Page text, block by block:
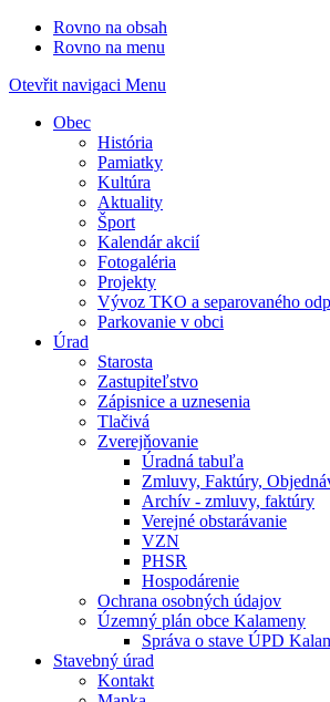
Rovno na obsah
Rovno na menu
Otevřit navigaci Menu
Obec
História
Pamiatky
Kultúra
Aktuality
Šport
Kalendár akcií
Fotogaléria
Projekty
Vývoz TKO a separovaného
Parkovanie v obci
Úrad
Starosta
Zastupiteľstvo
Zápisnice a uznesenia
Tlačivá
Zverejňovanie
Úradná tabuľa
Zmluvy, Faktúry,
Archív - zmluvy, faktúry
Verejné obstarávanie
VZN
PHSR
Hospodárenie
Ochrana osobných údajov
Územný plán obce Kalameny
Správa o stave ÚPD
Stavebný úrad
Kontakt